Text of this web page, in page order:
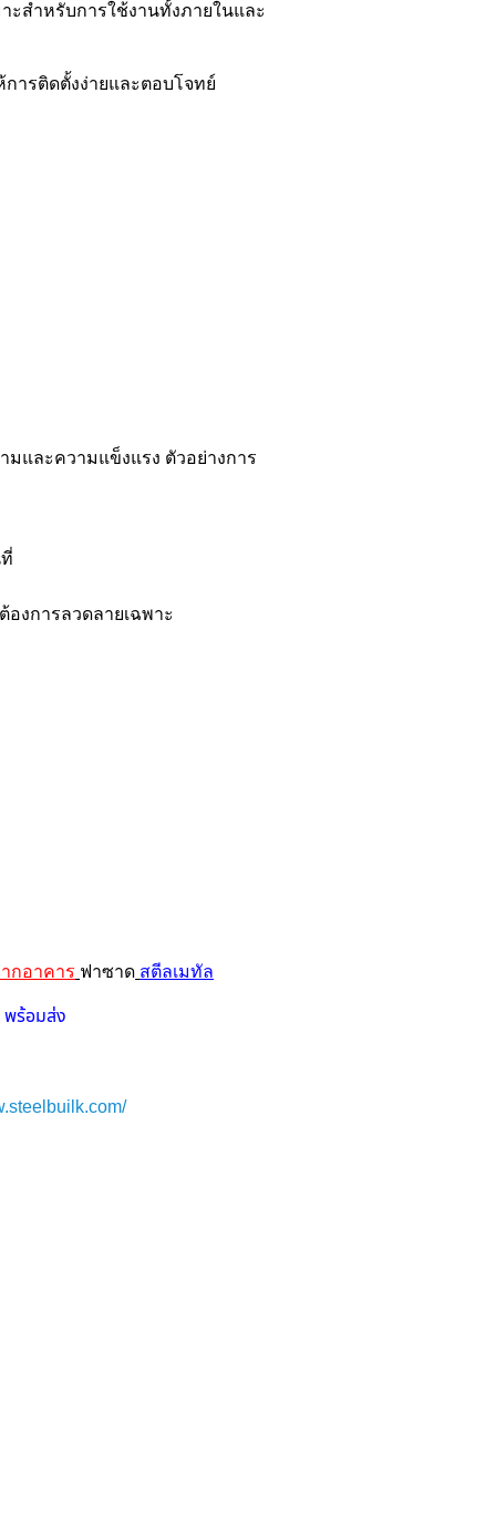
สำหรับการใช้งานทั้งภายในและ
ารติดตั้งง่ายและตอบโจทย์
มและความแข็งแรง ตัวอย่างการ
งการลวดลายเฉพาะ
กอาคาร ฟาซาด สตีลเมทัล
พร้อมส่ง